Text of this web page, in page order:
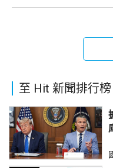
至 Hit 新聞排行榜